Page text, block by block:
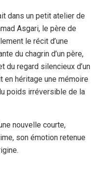
dans un petit atelier de
Asgari, le père de
le récit d’une
du chagrin d’un père,
du regard silencieux d’un
en héritage une mémoire
poids irréversible de la
nouvelle courte,
son émotion retenue